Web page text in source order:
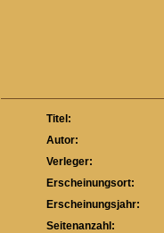
Titel:
Autor:
Verleger:
Erscheinungsort:
Erscheinungsjahr:
Seitenanzahl: